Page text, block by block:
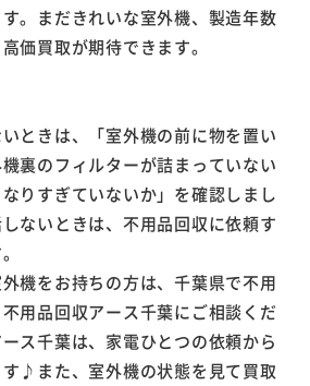
。まだきれいな室外機、製造年数
価買取が期待できます。
ときは、「室外機の前に物を置い
裏のフィルターが詰まっていない
りすぎていないか」を確認しまし
ないときは、不用品回収に依頼す
機をお持ちの方は、千葉県で不用
用品回収アース千葉にご相談くだ
ス千葉は、家電ひとつの依頼から
♪また、室外機の状態を見て買取